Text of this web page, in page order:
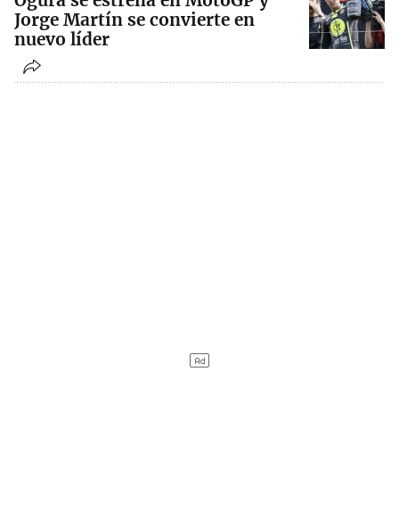
Jorge Martín se convierte en
nuevo líder